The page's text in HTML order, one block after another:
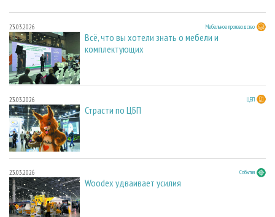
23.03.2026 Мебельное производство
Всё, что вы хотели знать о мебели и
комплектующих
23.03.2026 ЦБП
Страсти по ЦБП
23.03.2026 События
Woodex удваивает усилия